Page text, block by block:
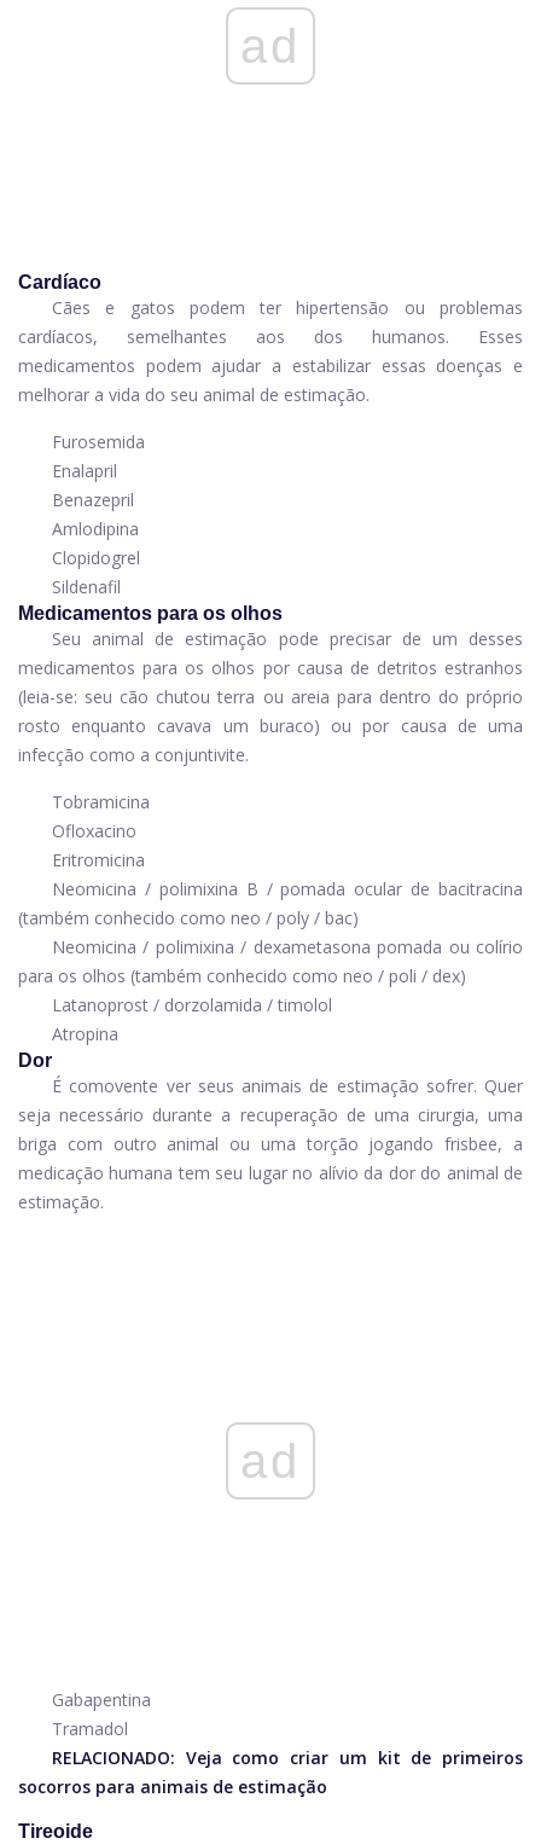
ad
Cardíaco
Cães e gatos podem ter hipertensão ou problemas
cardíacos, semelhantes aos dos humanos. Esses
medicamentos podem ajudar a estabilizar essas doenças e
melhorar a vida do seu animal de estimação.
Furosemida
Enalapril
Benazepril
Amlodipina
Clopidogrel
Sildenafil
Medicamentos para os olhos
Seu animal de estimação pode precisar de um desses
medicamentos para os olhos por causa de detritos estranhos
(leia-se: seu cão chutou terra ou areia para dentro do próprio
rosto enquanto cavava um buraco) ou por causa de uma
infecção como a conjuntivite.
Tobramicina
Ofloxacino
Eritromicina
Neomicina / polimixina B / pomada ocular de bacitracina
(também conhecido como neo / poly / bac)
Neomicina / polimixina / dexametasona pomada ou colírio
para os olhos (também conhecido como neo / poli / dex)
Latanoprost / dorzolamida / timolol
Atropina
Dor
É comovente ver seus animais de estimação sofrer. Quer
seja necessário durante a recuperação de uma cirurgia, uma
briga com outro animal ou uma torção jogando frisbee, a
medicação humana tem seu lugar no alívio da dor do animal de
estimação.
ad
Gabapentina
Tramadol
RELACIONADO: Veja como criar um kit de primeiros
socorros para animais de estimação
Tireoide